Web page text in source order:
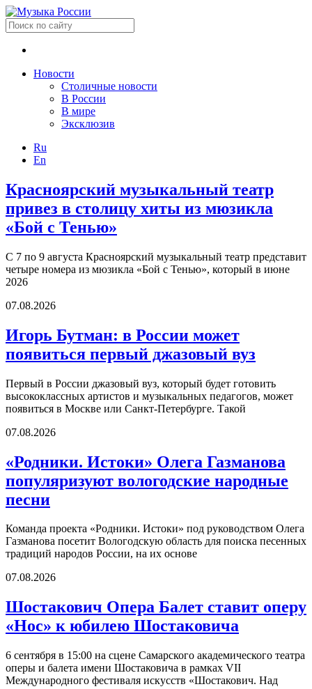
Новости
Столичные новости
В России
В мире
Эксклюзив
Ru
En
Красноярский музыкальный театр
привез в столицу хиты из мюзикла
«Бой с Тенью»
С 7 по 9 августа Красноярский музыкальный театр представит
четыре номера из мюзикла «Бой с Тенью», который в июне
2026
07.08.2026
Игорь Бутман: в России может
появиться первый джазовый вуз
Первый в России джазовый вуз, который будет готовить
высококлассных артистов и музыкальных педагогов, может
появиться в Москве или Санкт-Петербурге. Такой
07.08.2026
«Родники. Истоки» Олега Газманова
популяризуют вологодские народные
песни
Команда проекта «Родники. Истоки» под руководством Олега
Газманова посетит Вологодскую область для поиска песенных
традиций народов России, на их основе
07.08.2026
Шостакович Опера Балет ставит оперу
«Нос» к юбилею Шостаковича
6 сентября в 15:00 на сцене Самарского академического театра
оперы и балета имени Шостаковича в рамках VII
Международного фестиваля искусств «Шостакович. Над